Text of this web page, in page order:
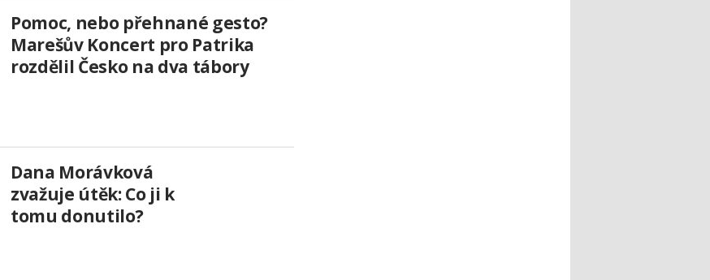
Pomoc, nebo přehnané gesto?
Marešův Koncert pro Patrika
rozdělil Česko na dva tábory
Dana Morávková
zvažuje útěk: Co ji k
tomu donutilo?